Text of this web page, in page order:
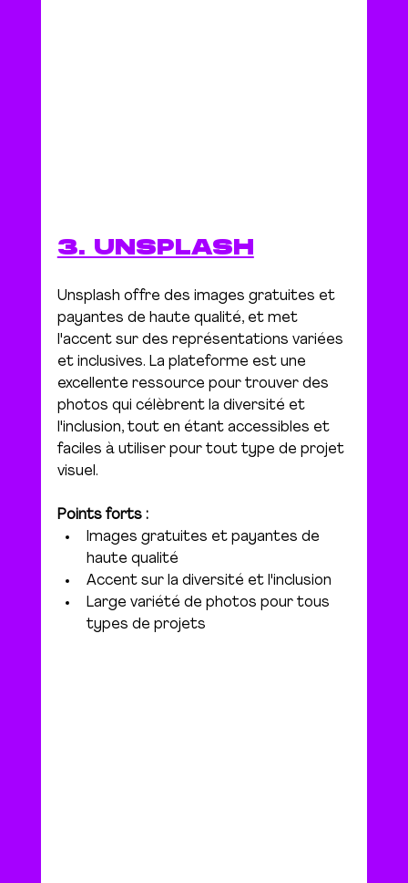
3. UNSPLASH
Unsplash offre des images gratuites et
payantes de haute qualité, et met
l'accent sur des représentations variées
et inclusives. La plateforme est une
excellente ressource pour trouver des
photos qui célèbrent la diversité et
l'inclusion, tout en étant accessibles et
faciles à utiliser pour tout type de projet
visuel.
Points forts :
Images gratuites et payantes de
haute qualité
Accent sur la diversité et l'inclusion
Large variété de photos pour tous
types de projets